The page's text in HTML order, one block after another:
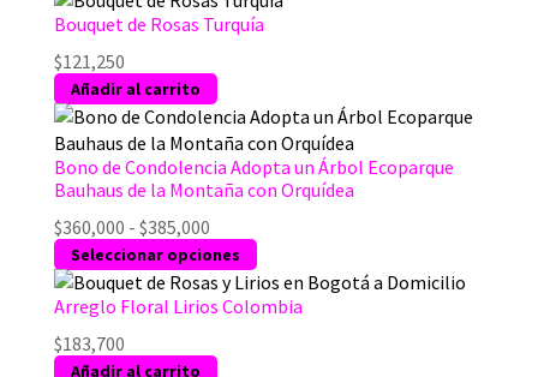
Bouquet de Rosas Turquía
$121,250
Añadir al carrito
Bono de Condolencia Adopta un Árbol Ecoparque
Bauhaus de la Montaña con Orquídea
$360,000 - $385,000Rango
de
precios:
desde
hasta
Seleccionar opciones
Este
producto
tiene
Arreglo Floral Lirios Colombia
$183,700
Añadir al carrito